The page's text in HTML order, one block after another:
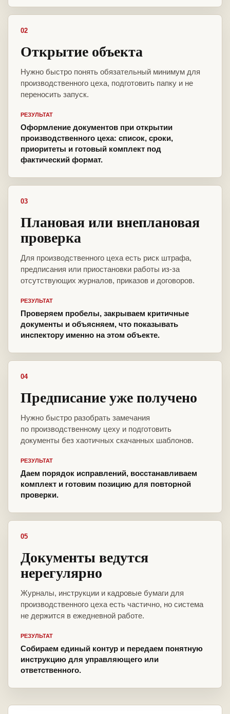
02
Открытие объекта
Нужно быстро понять обязательный минимум для
производственного цеха, подготовить папку и не
переносить запуск.
РЕЗУЛЬТАТ
Оформление документов при открытии
производственного цеха: список, сроки,
приоритеты и готовый комплект под
фактический формат.
03
Плановая или внеплановая
проверка
Для производственного цеха есть риск штрафа,
предписания или приостановки работы из-за
отсутствующих журналов, приказов и договоров.
РЕЗУЛЬТАТ
Проверяем пробелы, закрываем критичные
документы и объясняем, что показывать
инспектору именно на этом объекте.
04
Предписание уже получено
Нужно быстро разобрать замечания
по производственному цеху и подготовить
документы без хаотичных скачанных шаблонов.
РЕЗУЛЬТАТ
Даем порядок исправлений, восстанавливаем
комплект и готовим позицию для повторной
проверки.
05
Документы ведутся
нерегулярно
Журналы, инструкции и кадровые бумаги для
производственного цеха есть частично, но система
не держится в ежедневной работе.
РЕЗУЛЬТАТ
Собираем единый контур и передаем понятную
инструкцию для управляющего или
ответственного.